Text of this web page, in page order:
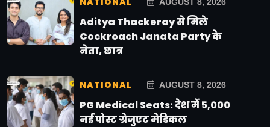
Aditya Thackeray से मिले
Cockroach Janata Party के
नेता, छात्र
NATIONAL AUGUST 8, 2026
PG Medical Seats: देश में 5,000
नई पोस्ट ग्रेजुएट मेडिकल